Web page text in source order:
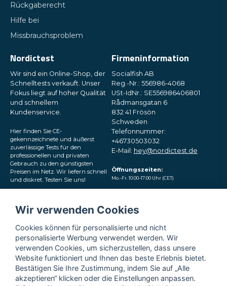
Rückgaberecht
Hilfe bei
Missbrauchsproblem
Nordictest
Wir sind ein Online-Shop, der
Schnelltests verkauft. Unser
Fokus liegt auf hoher Qualität
und schnellem
Kundenservice.
Hier finden Sie CE-
gekennzeichnete und äußerst
zuverlässige Tests für den
professionellen und privaten
Gebrauch zu den günstigsten
Preisen im Netz. Wir liefern schnell
und diskret. Testen Sie uns!
sozialen Medien
Firmeninformation
Socialfish AB
Reg.-Nr.: 556986-4068
USt-IdNr.: SE556986406801
Rådmansgatan 6
832 41 Frösön
Schweden
Telefonnummer:
+46730503032
E-Mail: hey@nordictest.de
Öffnungszeiten:
Mo.–Fr. 10:00–17:00 Uhr (CET)
Wir verwenden Cookies
Cookies können für personalisierte und nicht
personalisierte Werbung verwendet werden. Wir
verwenden Cookies, um sicherzustellen, dass unsere
Website funktioniert und Ihnen das beste Erlebnis bietet.
Bestätigen Sie Ihre Zustimmung, indem Sie auf „Alle
akzeptieren“ klicken oder die Einstellungen anpassen.